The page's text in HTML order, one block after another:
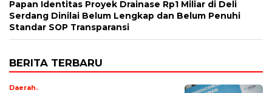
Papan Identitas Proyek Drainase Rp1 Miliar di Deli
Serdang Dinilai Belum Lengkap dan Belum Penuhi
Standar SOP Transparansi
BERITA TERBARU
Daerah.